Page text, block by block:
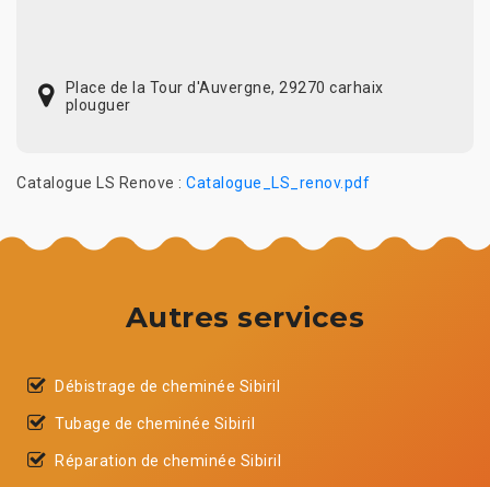
Place de la Tour d'Auvergne, 29270 carhaix
plouguer
Catalogue LS Renove : Catalogue_LS_renov.pdf
Autres services
Débistrage de cheminée Sibiril
Tubage de cheminée Sibiril
Réparation de cheminée Sibiril